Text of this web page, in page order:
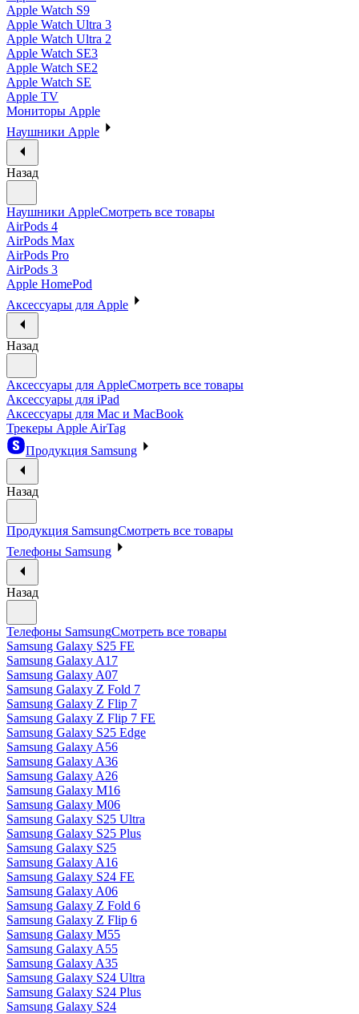
Apple Watch S9
Apple Watch Ultra 3
Apple Watch Ultra 2
Apple Watch SE3
Apple Watch SE2
Apple Watch SE
Apple TV
Мониторы Apple
Наушники Apple
Назад
Наушники AppleСмотреть все товары
AirPods 4
AirPods Max
AirPods Pro
AirPods 3
Apple HomePod
Аксессуары для Apple
Назад
Аксессуары для AppleСмотреть все товары
Аксессуары для iPad
Аксессуары для Mac и MacBook
Трекеры Apple AirTag
Продукция Samsung
Назад
Продукция SamsungСмотреть все товары
Телефоны Samsung
Назад
Телефоны SamsungСмотреть все товары
Samsung Galaxy S25 FE
Samsung Galaxy A17
Samsung Galaxy A07
Samsung Galaxy Z Fold 7
Samsung Galaxy Z Flip 7
Samsung Galaxy Z Flip 7 FE
Samsung Galaxy S25 Edge
Samsung Galaxy A56
Samsung Galaxy A36
Samsung Galaxy A26
Samsung Galaxy M16
Samsung Galaxy M06
Samsung Galaxy S25 Ultra
Samsung Galaxy S25 Plus
Samsung Galaxy S25
Samsung Galaxy A16
Samsung Galaxy S24 FE
Samsung Galaxy A06
Samsung Galaxy Z Fold 6
Samsung Galaxy Z Flip 6
Samsung Galaxy M55
Samsung Galaxy A55
Samsung Galaxy A35
Samsung Galaxy S24 Ultra
Samsung Galaxy S24 Plus
Samsung Galaxy S24